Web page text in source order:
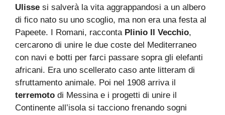
Ulisse si salverà la vita aggrappandosi a un albero
di fico nato su uno scoglio, ma non era una festa al
Papeete. I Romani, racconta Plinio Il Vecchio,
cercarono di unire le due coste del Mediterraneo
con navi e botti per farci passare sopra gli elefanti
africani. Era uno scellerato caso ante litteram di
sfruttamento animale. Poi nel 1908 arriva il
terremoto di Messina e i progetti di unire il
Continente all’isola si tacciono frenando sogni